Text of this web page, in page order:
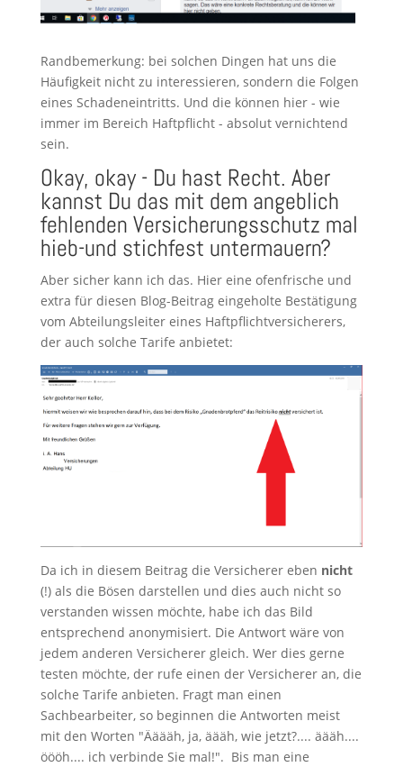
Randbemerkung: bei solchen Dingen hat uns die
Häufigkeit nicht zu interessieren, sondern die Folgen
eines Schadeneintritts. Und die können hier - wie
immer im Bereich Haftpflicht - absolut vernichtend
sein.
Okay, okay - Du hast Recht. Aber
kannst Du das mit dem angeblich
fehlenden Versicherungsschutz mal
hieb-und stichfest untermauern?
Aber sicher kann ich das. Hier eine ofenfrische und
extra für diesen Blog-Beitrag eingeholte Bestätigung
vom Abteilungsleiter eines Haftpflichtversicherers,
der auch solche Tarife anbietet:
Da ich in diesem Beitrag die Versicherer eben nicht
(!) als die Bösen darstellen und dies auch nicht so
verstanden wissen möchte, habe ich das Bild
entsprechend anonymisiert. Die Antwort wäre von
jedem anderen Versicherer gleich. Wer dies gerne
testen möchte, der rufe einen der Versicherer an, die
solche Tarife anbieten. Fragt man einen
Sachbearbeiter, so beginnen die Antworten meist
mit den Worten "Ääääh, ja, äääh, wie jetzt?.... äääh....
öööh.... ich verbinde Sie mal!". Bis man eine